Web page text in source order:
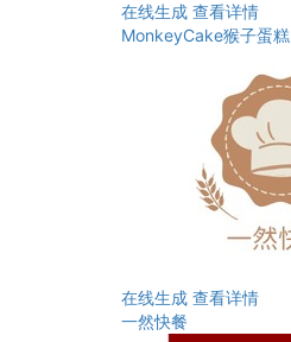
在线生成 查看详情
MonkeyCake猴子蛋糕
在线生成 查看详情
一然快餐